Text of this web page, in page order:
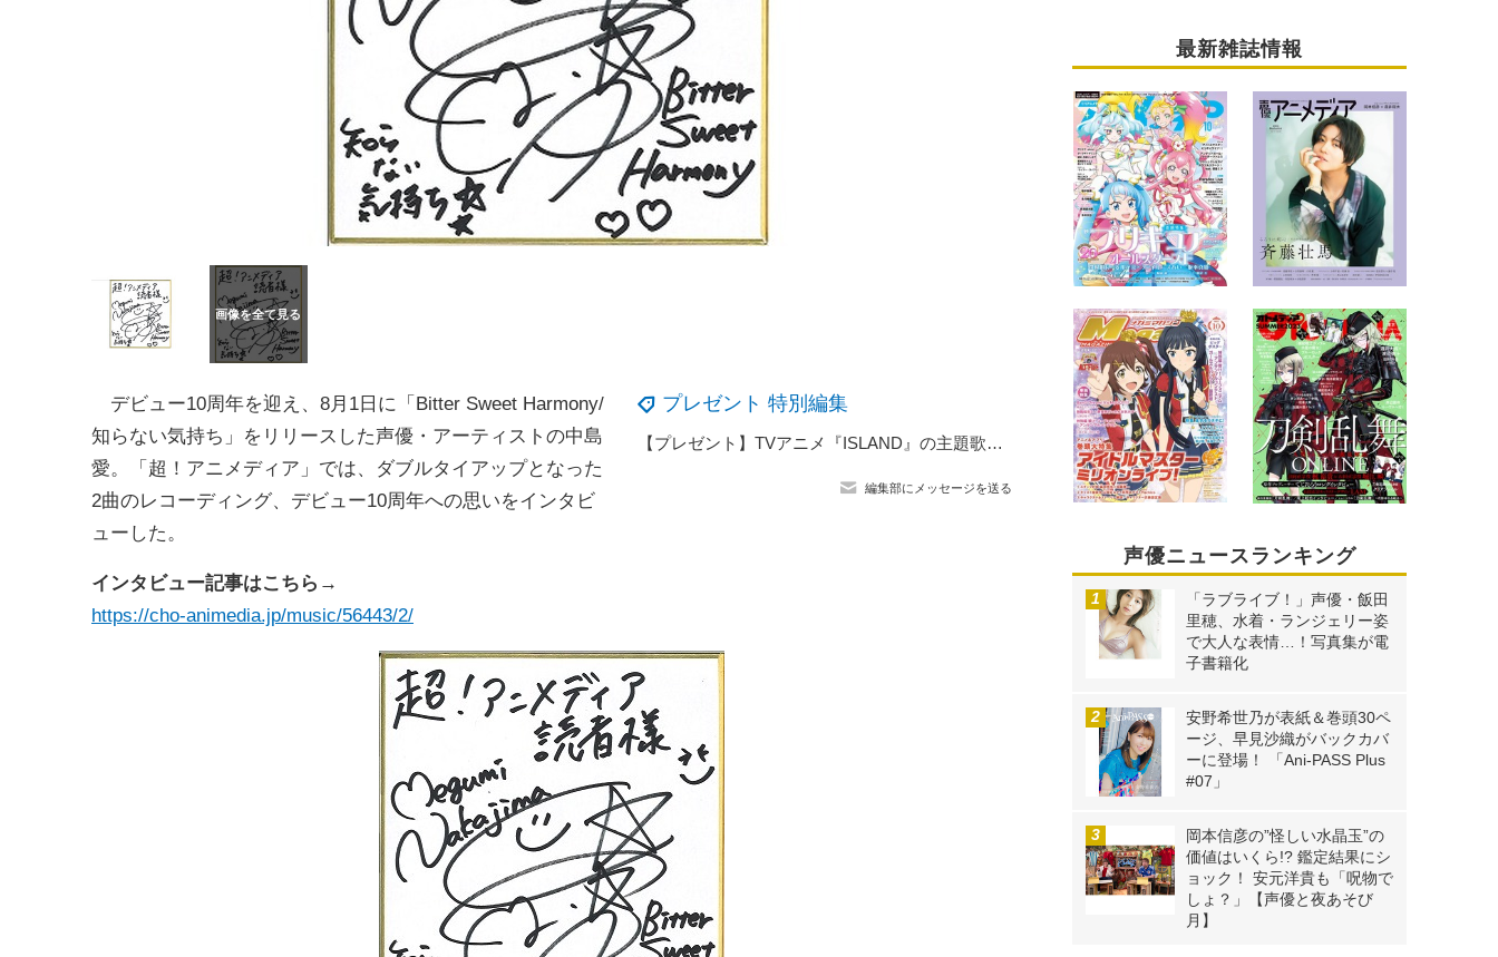
プレゼント 特別編集
【プレゼント】TVアニメ『ISLAND』の主題歌「Eternal Star」を担当する亜咲花サイン色紙
編集部にメッセージを送る
デビュー10周年を迎え、8月1日に「Bitter Sweet Harmony/
知らない気持ち」をリリースした声優・アーティストの中島
愛。「超！アニメディア」では、ダブルタイアップとなった
2曲のレコーディング、デビュー10周年への思いをインタビ
ューした。
インタビュー記事はこちら→
https://cho-animedia.jp/music/56443/2/
最新雑誌情報
声優ニュースランキング
「ラブライブ！」声優・飯田
里穂、水着・ランジェリー姿
で大人な表情…！写真集が電
子書籍化
安野希世乃が表紙＆巻頭30ペ
ージ、早見沙織がバックカバ
ーに登場！ 「Ani-PASS Plus
#07」
岡本信彦の”怪しい水晶玉”の
価値はいくら!? 鑑定結果にシ
ョック！ 安元洋貴も「呪物で
しょ？」【声優と夜あそび
月】